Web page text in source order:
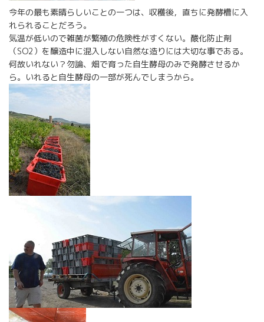
今年の最も素晴らしいことの一つは、収穫後，直ちに発酵槽に入
れられることだろう。
気温が低いので雑菌が繁殖の危険性がすくない。酸化防止剤
（SO2）を醸造中に混入しない自然な造りには大切な事である。
何故いれない？勿論、畑で育った自生酵母のみで発酵させるか
ら。いれると自生酵母の一部が死んでしまうから。